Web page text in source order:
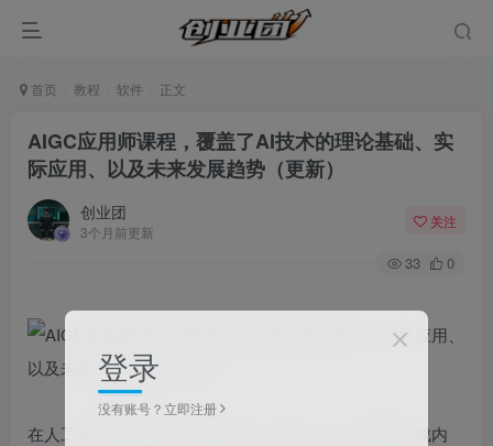
首页 教程 软件 正文
AIGC应用师课程，覆盖了AI技术的理论基础、实
际应用、以及未来发展趋势（更新）
创业团
3个月前更新
关注
33 0
在人工智能技术飞速发展的今天，AIGC（人工智能生成内
登录
没有账号？立即注册